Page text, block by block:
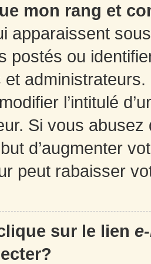
mon rang et
apparaissent
postés ou
et
l’intitulé
Si vous
d’augmenter
peut rabaisser
sur le lien